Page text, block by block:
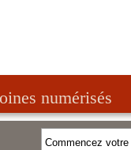
numérisés